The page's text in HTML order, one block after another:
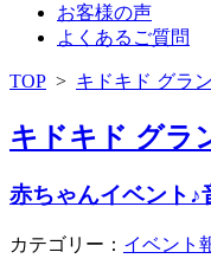
お客様の声
よくあるご質問
TOP > キドキド グラ
キドキド グラ
赤ちゃんイベント♪
カテゴリー： イベント